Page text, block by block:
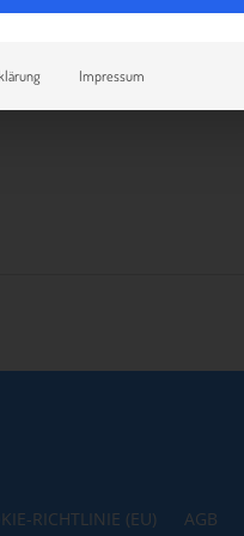
und
Gabler
RICHTLINIE (EU) AGB
Impressum